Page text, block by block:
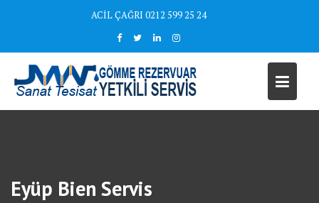
ACİL ÇAĞRI 0212 599 25 24
Eyüp Bien Servis